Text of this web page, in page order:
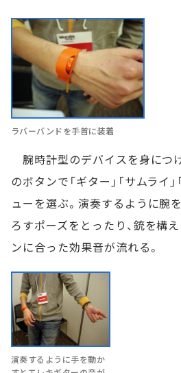
ラバーバンドを手首に装着
腕時計型のデバイスを身につ
のボタンで「ギター」「サムライ
ューを選ぶ。演奏するように腕
ろすポーズをとったり、銃を構
ンに合った効果音が流れる。
演奏するように手を動か